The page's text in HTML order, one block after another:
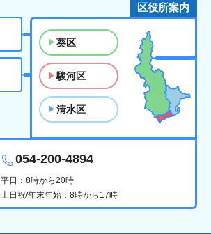
区役所案内
葵区
駿河区
清水区
054-200-4894
平日：8時から20時
土日祝/年末年始：8時から17時